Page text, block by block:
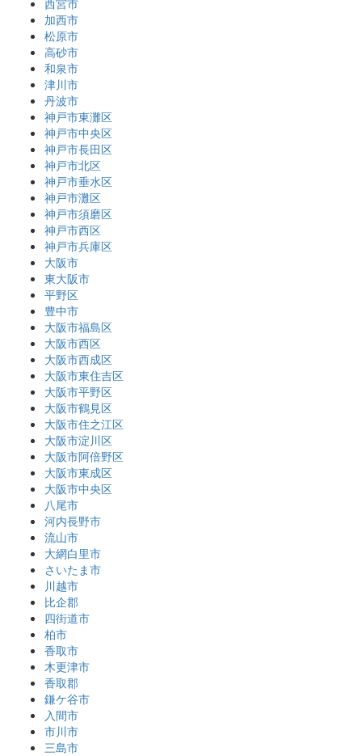
加西市
松原市
高砂市
和泉市
津川市
丹波市
神戸市東灘区
神戸市中央区
神戸市長田区
神戸市北区
神戸市垂水区
神戸市灘区
神戸市須磨区
神戸市西区
神戸市兵庫区
大阪市
東大阪市
平野区
豊中市
大阪市福島区
大阪市西区
大阪市西成区
大阪市東住吉区
大阪市平野区
大阪市鶴見区
大阪市住之江区
大阪市淀川区
大阪市阿倍野区
大阪市東成区
大阪市中央区
八尾市
河内長野市
流山市
大網白里市
さいたま市
川越市
比企郡
四街道市
柏市
香取市
木更津市
香取郡
鎌ケ谷市
入間市
市川市
三島市